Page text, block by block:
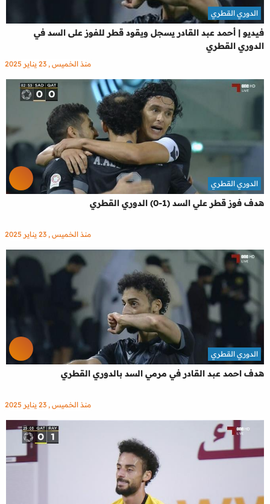
فيديو | أحمد عبد القادر يسجل ويقود قطر للفوز على السد في
الدوري القطري
الدوري القطري
منذ الخميس , 23 يناير 2025
هدف فوز قطر علي السد (1-0) الدوري القطري
الدوري القطري
منذ الخميس , 23 يناير 2025
هدف احمد عبد القادر في مرمي السد بالدوري القطري
الدوري القطري
منذ الخميس , 23 يناير 2025